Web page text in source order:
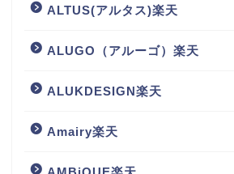
ALTUS(アルタス)楽天
ALUGO（アルーゴ）楽天
ALUKDESIGN楽天
Amairy楽天